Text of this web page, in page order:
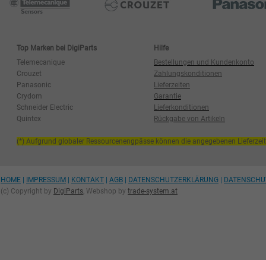
Top Marken bei DigiParts
Hilfe
Telemecanique
Bestellungen und Kundenkonto
Crouzet
Zahlungskonditionen
Panasonic
Lieferzeiten
Crydom
Garantie
Schneider Electric
Lieferkonditionen
Quintex
Rückgabe von Artikeln
(*) Aufgrund globaler Ressourcenengpässe können die angegebenen
HOME IMPRESSUM KONTAKT AGB DATENSCHUTZERKLÄRUNG
(c) Copyright by DigiParts, Webshop by trade-system.at